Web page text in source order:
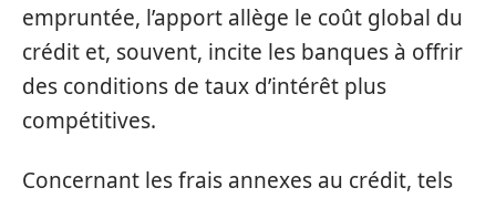
empruntée, l’apport allège le coût global du
crédit et, souvent, incite les banques à offrir
des conditions de taux d’intérêt plus
compétitives.
Concernant les frais annexes au crédit, tels